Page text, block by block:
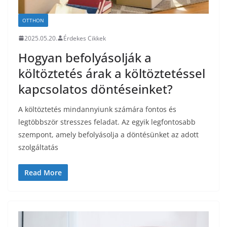
OTTHON
2025.05.20. Érdekes Cikkek
Hogyan befolyásolják a
költöztetés árak a költöztetéssel
kapcsolatos döntéseinket?
A költöztetés mindannyiunk számára fontos és
legtöbbször stresszes feladat. Az egyik legfontosabb
szempont, amely befolyásolja a döntésünket az adott
szolgáltatás
Read More